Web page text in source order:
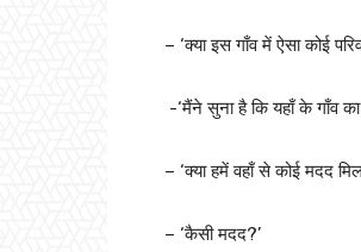
– ‘क्या इस गाँव में ऐसा कोई
-‘मैंने सुना है कि यहाँ के गाँव
– ‘क्या हमें वहाँ से कोई मदद
– ‘कैसी मदद?’